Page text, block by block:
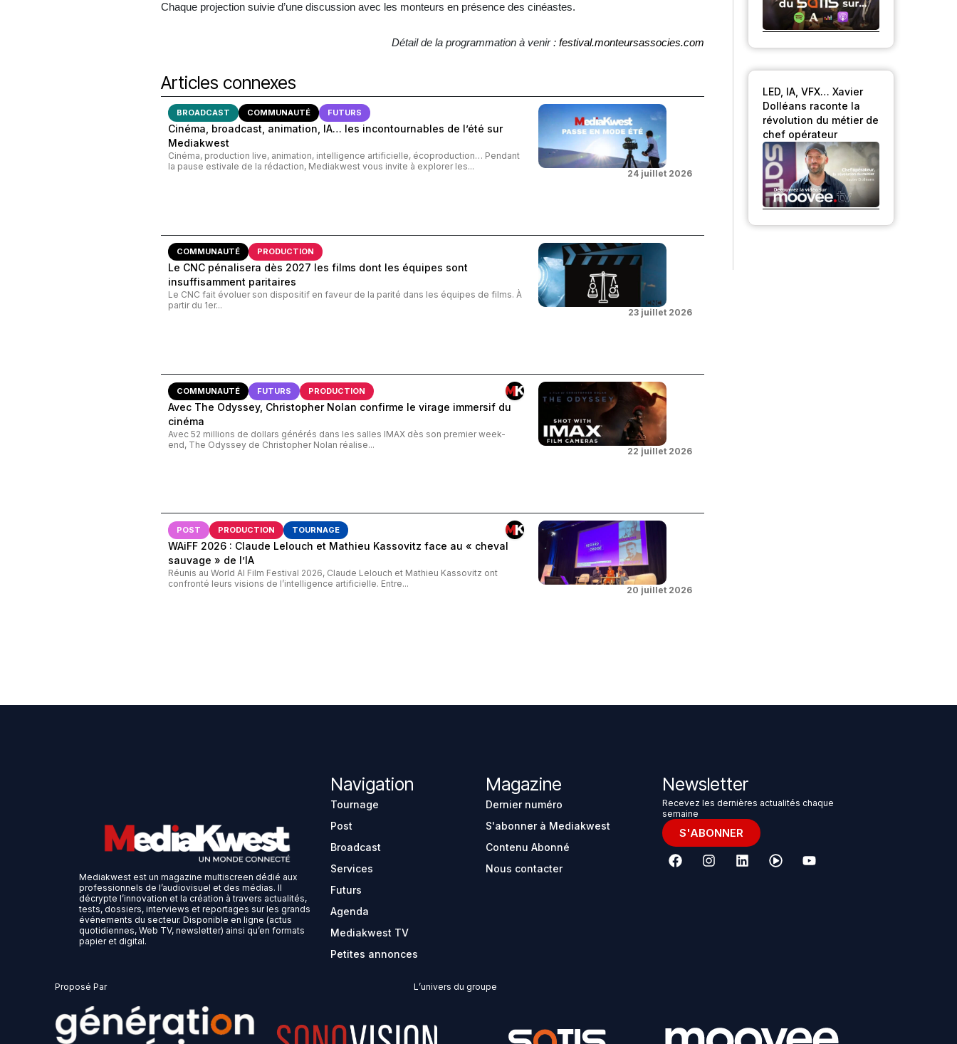
Chaque projection suivie d’une discussion avec les monteurs en présence des cinéastes.
Détail de la programmation à venir :festival.monteursassocies.com
Articles connexes
BROADCAST COMMUNAUTÉ FUTURS
Cinéma, broadcast, animation, IA… les incontournables de l’été sur
Mediakwest
Cinéma, production live, animation, intelligence artificielle, écoproduction… Pendant
la pause estivale de la rédaction, Mediakwest vous invite à explorer les...
24 juillet 2026
COMMUNAUTÉ PRODUCTION
Le CNC pénalisera dès 2027 les films dont les équipes sont
insuffisamment paritaires
Le CNC fait évoluer son dispositif en faveur de la parité dans les équipes de films. À
partir du 1er...
23 juillet 2026
COMMUNAUTÉ FUTURS PRODUCTION
Avec The Odyssey, Christopher Nolan confirme le virage immersif du
cinéma
Avec 52 millions de dollars générés dans les salles IMAX dès son premier week-
end, The Odyssey de Christopher Nolan réalise...
22 juillet 2026
POST PRODUCTION TOURNAGE
WAiFF 2026 : Claude Lelouch et Mathieu Kassovitz face au « cheval
sauvage » de l’IA
Réunis au World AI Film Festival 2026, Claude Lelouch et Mathieu Kassovitz ont
confronté leurs visions de l’intelligence artificielle. Entre...
20 juillet 2026
LED, IA, VFX… Xavier
Dolléans raconte la
révolution du métier de
chef opérateur
Mediakwest est un magazine multiscreen dédié aux
professionnels de l’audiovisuel et des médias. Il
décrypte l’innovation et la création à travers actualités,
tests, dossiers, interviews et reportages sur les grands
événements du secteur. Disponible en ligne (actus
quotidiennes, Web TV, newsletter) ainsi qu’en formats
papier et digital.
Navigation
Tournage
Post
Broadcast
Services
Futurs
Agenda
Mediakwest TV
Petites annonces
Magazine
Dernier numéro
S'abonner à Mediakwest
Contenu Abonné
Nous contacter
Newsletter
Recevez les dernières actualités chaque
semaine
S'ABONNER
Proposé Par L’univers du groupe